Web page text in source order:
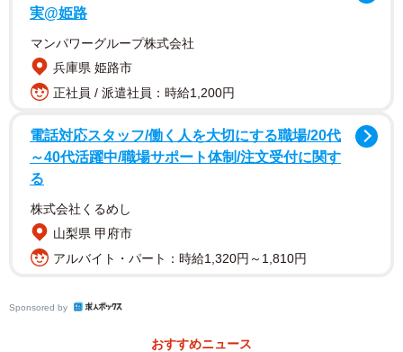
NATOがこの30年間でどんどん侵略してきた、という危機
感があり、ウクライナまでもがそれに追従するということ
で同大統領の沸点に達し、一連の行動に出たと考えられ
る。“単なる隣国ではない、われわれの歴史、文化、精神的
に吸収させない」という決意が読み取れ、もはや国際法の
基本原則である武力行使や侵略の禁止、ウェストファリア
と言えるだろう。
だが、この発言は何もプーチン大統領だけでなく、われわ
は、この発言を中国の習近平氏がどう考えるかということ
実@姫路
マンパワーグループ株式会社
兵庫県 姫路市
正社員 / 派遣社員：時給1,200円
電話対応スタッフ/働く人を大切にする職場/20代
～40代活躍中/職場サポート体制/注文受付に関す
る
株式会社くるめし
山梨県 甲府市
アルバイト・パート：時給1,320円～1,810円
Sponsored by
おすすめニュース